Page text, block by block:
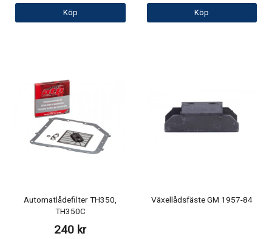
Köp Köp
Automatlådefilter TH350,
TH350C
240 kr
Växellådsfäste GM 1957-84